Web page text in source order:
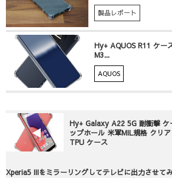
製品レポート
Hy+ AQUOS R11 ケー
M3...
AQUOS
Hy+ Galaxy A22 5G 耐衝撃 ケ
ップホール 米軍MIL規格 クリ
TPU ケース
Xperia5 IIIをミラーリングしてテレビに出力させて